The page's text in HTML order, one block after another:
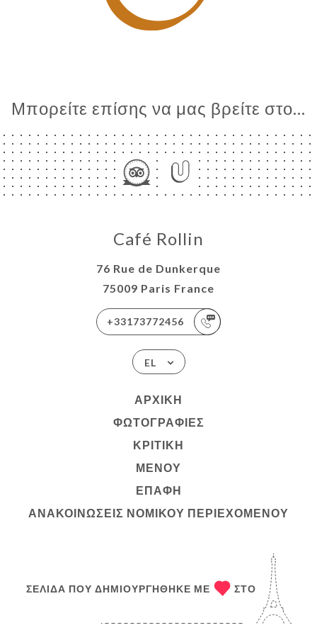
Μπορείτε επίσης να μας βρείτε στο...
Café Rollin
76 Rue de Dunkerque
75009 Paris France
+33173772456
EL
ΑΡΧΙΚΉ
ΦΩΤΟΓΡΑΦΊΕΣ
ΚΡΙΤΙΚΉ
ΜΕΝΟΎ
ΕΠΑΦΉ
ΑΝΑΚΟΙΝΏΣΕΙΣ ΝΟΜΙΚΟΎ ΠΕΡΙΕΧΟΜΈΝΟΥ
ΣΕΛΊΔΑ ΠΟΥ ΔΗΜΙΟΥΡΓΉΘΗΚΕ ΜΕ ΣΤΟ